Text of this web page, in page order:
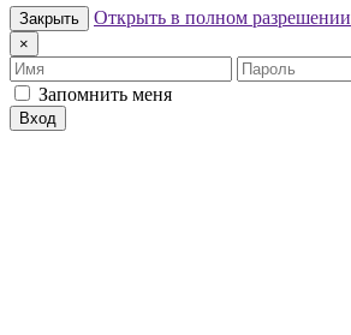
Закрыть Открыть в полном разрешении
×
Имя
Пароль
Запомнить меня
Вход